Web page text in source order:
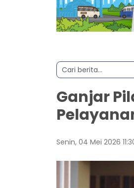
Ganjar
Senin, 04 Mei 2026